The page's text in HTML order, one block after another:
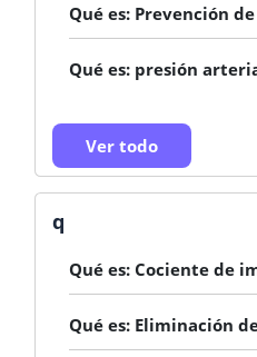
Qué es: Prevención
Qué es: presión
Ver todo
q
Qué es: Cociente de
Qué es: Eliminación